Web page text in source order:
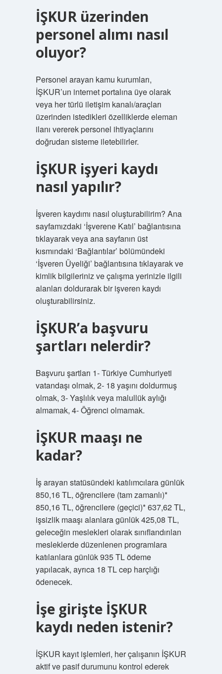
İŞKUR üzerinden
personel alımı nasıl
oluyor?
Personel arayan kamu kurumları,
İŞKUR’un internet portalına üye olarak
veya her türlü iletişim kanalı/araçları
üzerinden istedikleri özelliklerde eleman
ilanı vererek personel ihtiyaçlarını
doğrudan sisteme iletebilirler.
İŞKUR işyeri kaydı
nasıl yapılır?
İşveren kaydımı nasıl oluşturabilirim? Ana
sayfamızdaki ‘İşverene Katıl’ bağlantısına
tıklayarak veya ana sayfanın üst
kısmındaki ‘Bağlantılar’ bölümündeki
‘İşveren Üyeliği’ bağlantısına tıklayarak ve
kimlik bilgileriniz ve çalışma yerinizle ilgili
alanları doldurarak bir işveren kaydı
oluşturabilirsiniz.
İŞKUR’a başvuru
şartları nelerdir?
Başvuru şartları 1- Türkiye Cumhuriyeti
vatandaşı olmak, 2- 18 yaşını doldurmuş
olmak, 3- Yaşlılık veya malullük aylığı
almamak, 4- Öğrenci olmamak.
İŞKUR maaşı ne
kadar?
İş arayan statüsündeki katılımcılara günlük
850,16 TL, öğrencilere (tam zamanlı)*
850,16 TL, öğrencilere (geçici)* 637,62 TL,
işsizlik maaşı alanlara günlük 425,08 TL,
geleceğin meslekleri olarak sınıflandırılan
mesleklerde düzenlenen programlara
katılanlara günlük 935 TL ödeme
yapılacak, ayrıca 18 TL cep harçlığı
ödenecek.
İşe girişte İŞKUR
kaydı neden istenir?
İŞKUR kayıt işlemleri, her çalışanın İŞKUR
aktif ve pasif durumunu kontrol ederek